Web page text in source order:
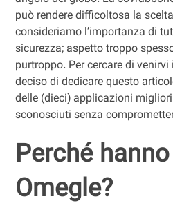
può rendere difficoltosa la
consideriamo l’importanza di
sicurezza; aspetto troppo
purtroppo. Per cercare di
deciso di dedicare questo
delle (dieci) applicazioni
sconosciuti senza
Perché
Omegle?